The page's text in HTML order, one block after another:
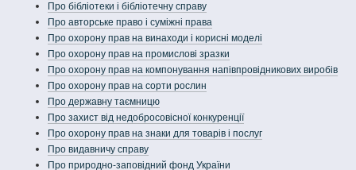
Про бібліотеки і бібліотечну справу
Про авторське право і суміжні права
Про охорону прав на винаходи і корисні моделі
Про охорону прав на промислові зразки
Про охорону прав на компонування напівпровідникових виробів
Про охорону прав на сорти рослин
Про державну таємницю
Про захист від недобросовісної конкуренції
Про охорону прав на знаки для товарів і послуг
Про видавничу справу
Про природно-заповідний фонд України